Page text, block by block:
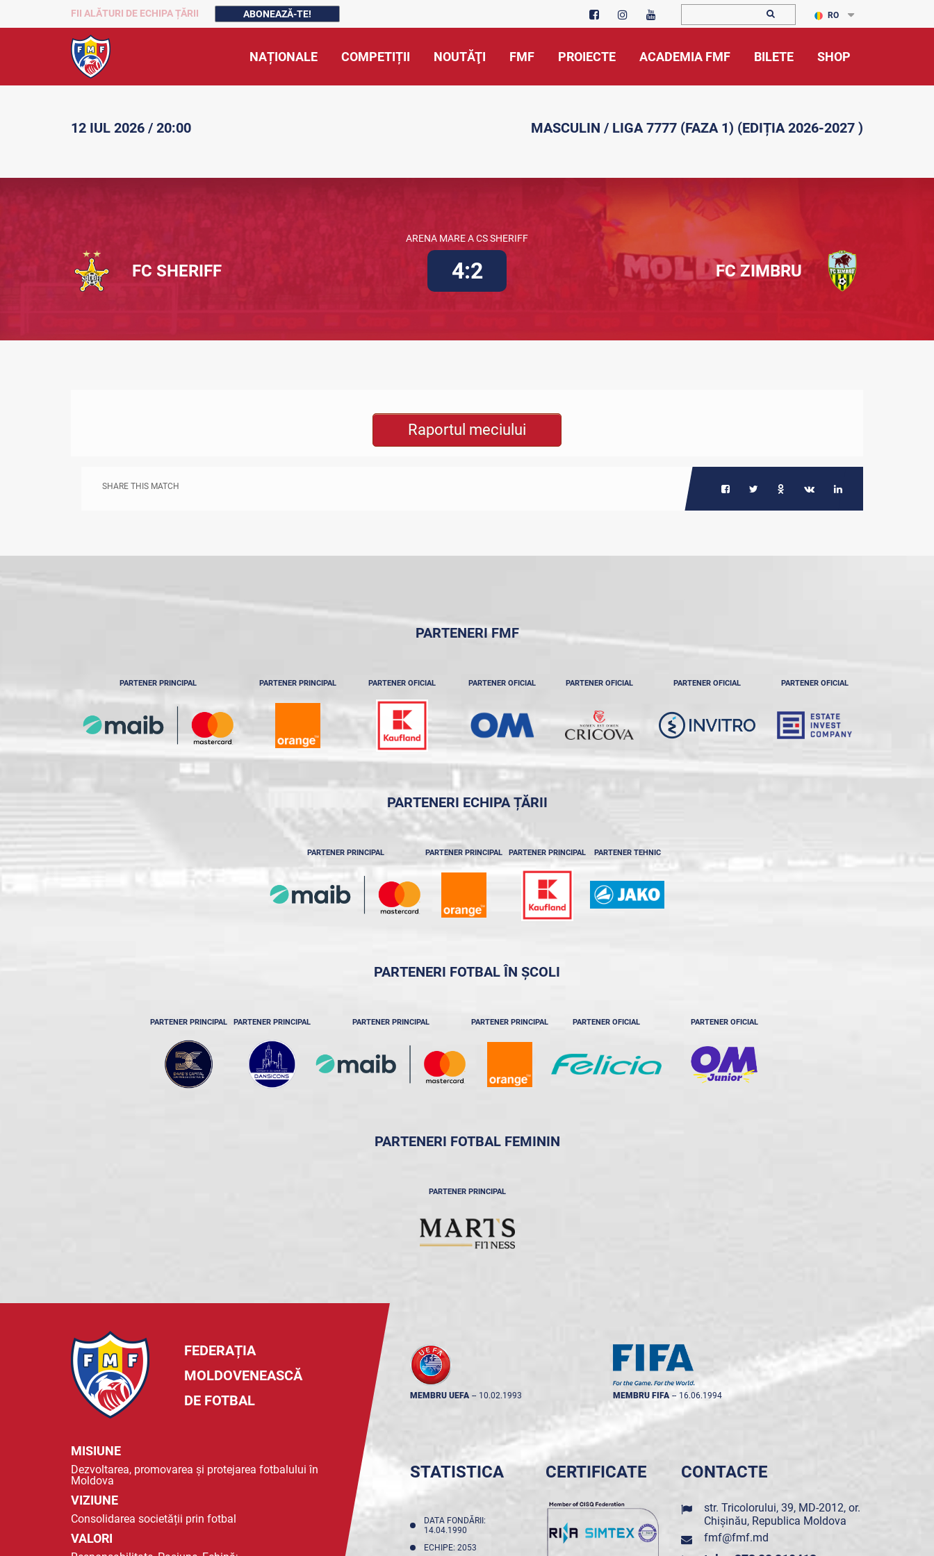
FII ALĂTURI DE ECHIPA ȚĂRII ABONEAZĂ-TE! RO
NAȚIONALE COMPETIȚII NOUTĂŢI FMF PROIECTE ACADEMIA FMF BILETE SHOP
12 IUL 2026 / 20:00 MASCULIN / LIGA 7777 (FAZA 1) (EDIȚIA 2026-2027 )
ARENA MARE A CS SHERIFF
FC SHERIFF 4:2 FC ZIMBRU
Raportul meciului
SHARE THIS MATCH
PARTENERI FMF
PARTENER PRINCIPAL PARTENER PRINCIPAL PARTENER OFICIAL PARTENER OFICIAL PARTENER OFICIAL PARTENER OFICIAL PARTENER OFICIAL
PARTENERI ECHIPA ȚĂRII
PARTENER PRINCIPAL PARTENER PRINCIPAL PARTENER PRINCIPAL PARTENER TEHNIC
PARTENERI FOTBAL ÎN ȘCOLI
PARTENER PRINCIPAL PARTENER PRINCIPAL PARTENER PRINCIPAL PARTENER PRINCIPAL PARTENER OFICIAL PARTENER OFICIAL
PARTENERI FOTBAL FEMININ
PARTENER PRINCIPAL
FEDERAȚIA
MOLDOVENEASCĂ
DE FOTBAL
MISIUNE
Dezvoltarea, promovarea și protejarea fotbalului în
Moldova
VIZIUNE
Consolidarea societății prin fotbal
VALORI
MEMBRU UEFA -- 10.02.1993 MEMBRU FIFA -- 16.06.1994
STATISTICA
DATA FONDĂRII:
14.04.1990
ECHIPE: 2053
CERTIFICATE CONTACTE
str. Tricolorului, 39, MD-2012, or.
Chișinău, Republica Moldova
fmf@fmf.md